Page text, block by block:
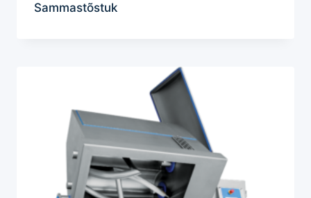
Sammastõstuk